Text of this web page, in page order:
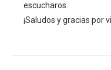
escucharos.
¡Saludos y gracias por